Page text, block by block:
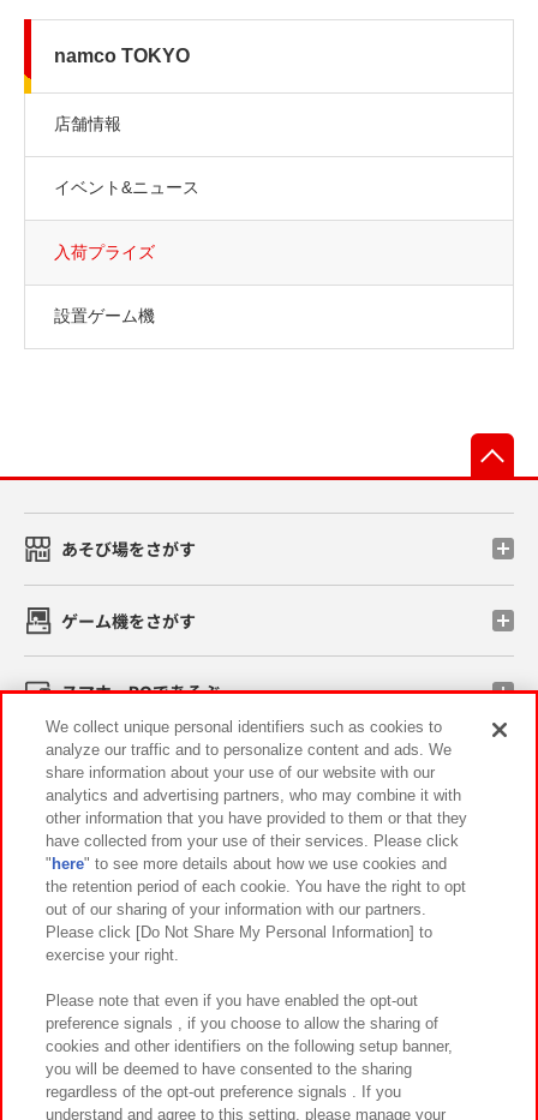
namco TOKYO
店舗情報
イベント&ニュース
入荷プライズ
設置ゲーム機
あそび場をさがす
ゲーム機をさがす
スマホ・PCであそぶ
イベント・キャンペーン
関連会社 サステナビリティ サイトポリシー
プライバシーポリシー ウェブアクセシビリティ方針と検証結果
お取引先さまとともに
カスタマーハラスメント対応方針 よくあるご質問・お問い合わせ
We collect unique personal identifiers such as cookies to
analyze our traffic and to personalize content and ads. We
share information about your use of our website with our
analytics and advertising partners, who may combine it with
other information that you have provided to them or that they
have collected from your use of their services. Please click
" here" to see more details about how we use cookies and
the retention period of each cookie. You have the right to opt
out of our sharing of your information with our partners.
Please click [Do Not Share My Personal Information] to
exercise your right.
Please note that even if you have enabled the opt-out
preference signals , if you choose to allow the sharing of
cookies and other identifiers on the following setup banner,
you will be deemed to have consented to the sharing
regardless of the opt-out preference signals . If you
understand and agree to this setting, please manage your